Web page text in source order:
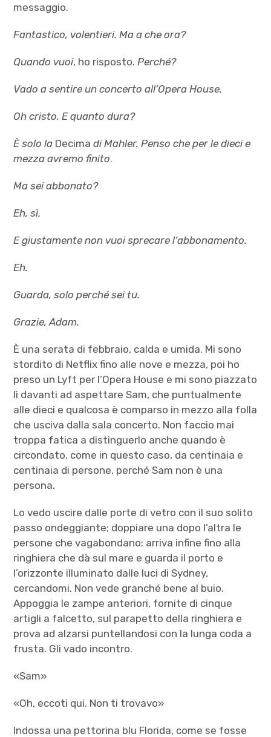
messaggio.
Fantastico, volentieri. Ma a che ora?
Quando vuoi, ho risposto.Perché?
Vado a sentire un concerto all’Opera House.
Oh cristo. E quanto dura?
È solo la Decimadi Mahler. Penso che per le dieci e
mezza avremo finito.
Ma sei abbonato?
Eh, sì.
E giustamente non vuoi sprecare l’abbonamento.
Eh.
Guarda, solo perché sei tu.
Grazie, Adam.
È una serata di febbraio, calda e umida. Mi sono
stordito di Netflix fino alle nove e mezza, poi ho
preso un Lyft per l’Opera House e mi sono piazzato
lì davanti ad aspettare Sam, che puntualmente
alle dieci e qualcosa è comparso in mezzo alla folla
che usciva dalla sala concerto. Non faccio mai
troppa fatica a distinguerlo anche quando è
circondato, come in questo caso, da centinaia e
centinaia di persone, perché Sam non è una
persona.
Lo vedo uscire dalle porte di vetro con il suo solito
passo ondeggiante; doppiare una dopo l’altra le
persone che vagabondano; arriva infine fino alla
ringhiera che dà sul mare e guarda il porto e
l’orizzonte illuminato dalle luci di Sydney,
cercandomi. Non vede granché bene al buio.
Appoggia le zampe anteriori, fornite di cinque
artigli a falcetto, sul parapetto della ringhiera e
prova ad alzarsi puntellandosi con la lunga coda a
frusta. Gli vado incontro.
«Sam»
«Oh, eccoti qui. Non ti trovavo»
Indossa una pettorina blu Florida, come se fosse